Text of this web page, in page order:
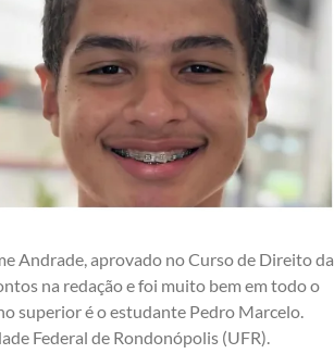
Andrade, aprovado no Curso de Direito da
na redação e foi muito bem em todo o
superior é o estudante Pedro Marcelo.
Federal de Rondonópolis (UFR).